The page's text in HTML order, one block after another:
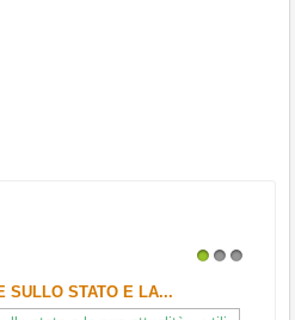
SULLO STATO E LA...